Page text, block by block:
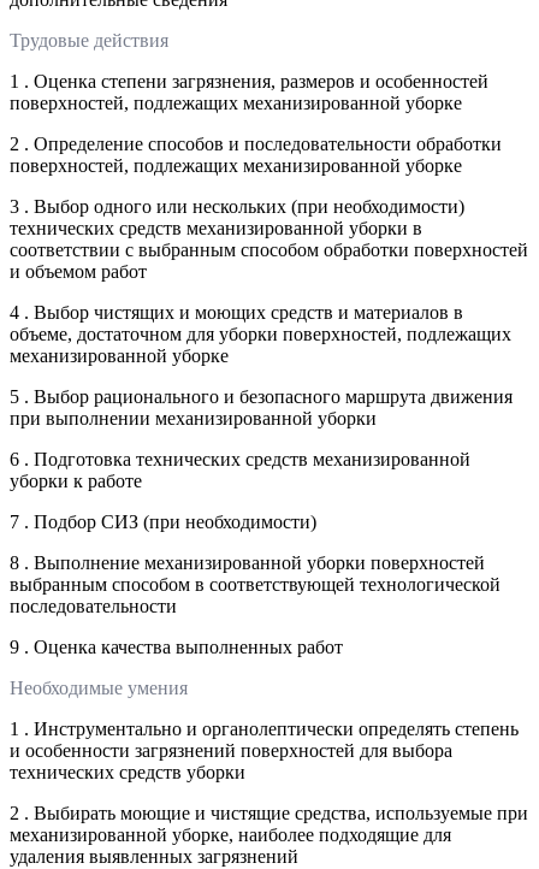
Трудовые действия
1 . Оценка степени загрязнения, размеров и особенностей
поверхностей, подлежащих механизированной уборке
2 . Определение способов и последовательности обработки
поверхностей, подлежащих механизированной уборке
3 . Выбор одного или нескольких (при необходимости)
технических средств механизированной уборки в
соответствии с выбранным способом обработки поверхностей
и объемом работ
4 . Выбор чистящих и моющих средств и материалов в
объеме, достаточном для уборки поверхностей, подлежащих
механизированной уборке
5 . Выбор рационального и безопасного маршрута движения
при выполнении механизированной уборки
6 . Подготовка технических средств механизированной
уборки к работе
7 . Подбор СИЗ (при необходимости)
8 . Выполнение механизированной уборки поверхностей
выбранным способом в соответствующей технологической
последовательности
9 . Оценка качества выполненных работ
Необходимые умения
1 . Инструментально и органолептически определять степень
и особенности загрязнений поверхностей для выбора
технических средств уборки
2 . Выбирать моющие и чистящие средства, используемые при
механизированной уборке, наиболее подходящие для
удаления выявленных загрязнений